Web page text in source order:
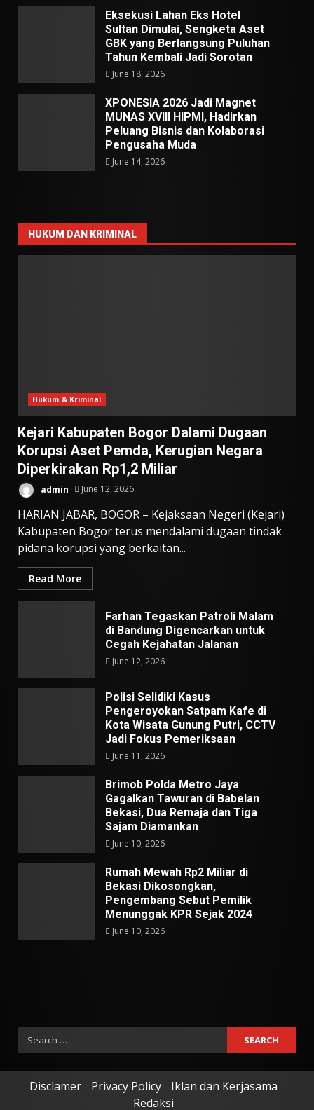
Eksekusi Lahan Eks Hotel
Sultan Dimulai, Sengketa Aset
GBK yang Berlangsung Puluhan
Tahun Kembali Jadi Sorotan
June 18, 2026
XPONESIA 2026 Jadi Magnet
MUNAS XVIII HIPMI, Hadirkan
Peluang Bisnis dan Kolaborasi
Pengusaha Muda
June 14, 2026
HUKUM DAN KRIMINAL
Hukum & Kriminal
Kejari Kabupaten Bogor Dalami Dugaan
Korupsi Aset Pemda, Kerugian Negara
Diperkirakan Rp1,2 Miliar
admin June 12, 2026
HARIAN JABAR, BOGOR – Kejaksaan Negeri (Kejari)
Kabupaten Bogor terus mendalami dugaan tindak
pidana korupsi yang berkaitan...
Read More
Farhan Tegaskan Patroli Malam
di Bandung Digencarkan untuk
Cegah Kejahatan Jalanan
June 12, 2026
Polisi Selidiki Kasus
Pengeroyokan Satpam Kafe di
Kota Wisata Gunung Putri, CCTV
Jadi Fokus Pemeriksaan
June 11, 2026
Brimob Polda Metro Jaya
Gagalkan Tawuran di Babelan
Bekasi, Dua Remaja dan Tiga
Sajam Diamankan
June 10, 2026
Rumah Mewah Rp2 Miliar di
Bekasi Dikosongkan,
Pengembang Sebut Pemilik
Menunggak KPR Sejak 2024
June 10, 2026
Search
for:
Disclamer Privacy Policy
Iklan dan Kerjasama
Redaksi